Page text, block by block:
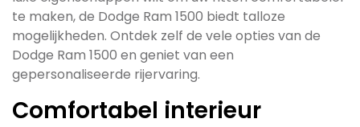
te maken, de Dodge Ram 1500 biedt talloze
mogelijkheden. Ontdek zelf de vele opties van de
Dodge Ram 1500 en geniet van een
gepersonaliseerde rijervaring.
Comfortabel interieur